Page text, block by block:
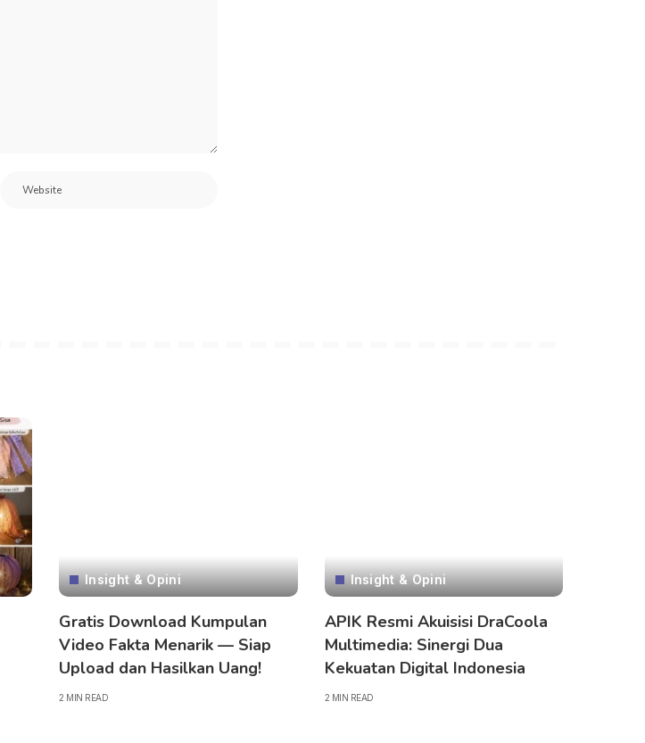
Insight & Opini
Gratis Download Kumpulan
Video Fakta Menarik — Siap
Upload dan Hasilkan Uang!
2 MIN READ
Insight & Opini
APIK Resmi Akuisisi DraCoola
Multimedia: Sinergi Dua
Kekuatan Digital Indonesia
2 MIN READ